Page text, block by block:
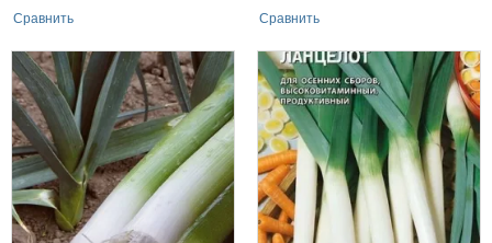
Сравнить
Сравнить